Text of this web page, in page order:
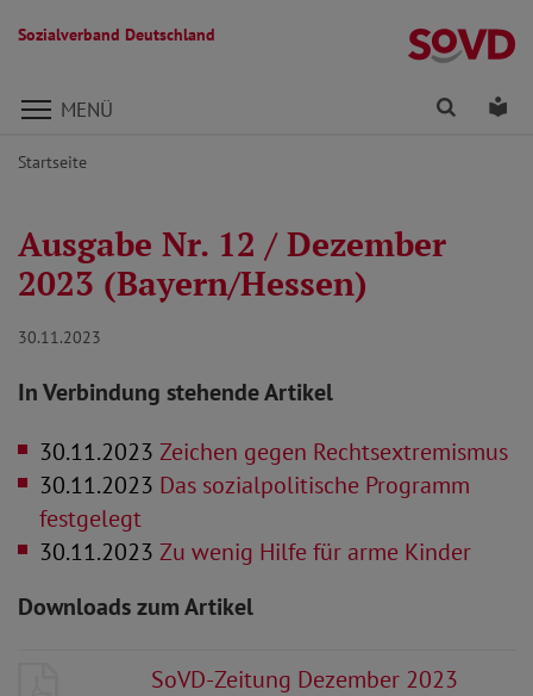
Sozialverband Deutschland
Direkt zu den Inhalten springen
MENÜ Finden
Startseite
Ausgabe Nr. 12 / Dezember
2023 (Bayern/Hessen)
30.11.2023
In Verbindung stehende Artikel
30.11.2023 Zeichen gegen Rechtsextremismus
30.11.2023 Das sozialpolitische Programm
festgelegt
30.11.2023 Zu wenig Hilfe für arme Kinder
Downloads zum Artikel
SoVD-Zeitung Dezember 2023